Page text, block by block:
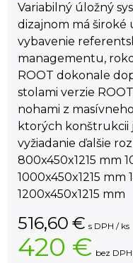
Variabilný úložný
dizajnom má široké
vybavenie
managementu,
ROOT dokonale
stolami verzie
nohami z
ktorých konštrukcii
vyžiadanie ďalšie
800x450x1215 mm
1000x450x1215
1200x450x1215 mm
516,60 € s DPH / ks
420 € bez